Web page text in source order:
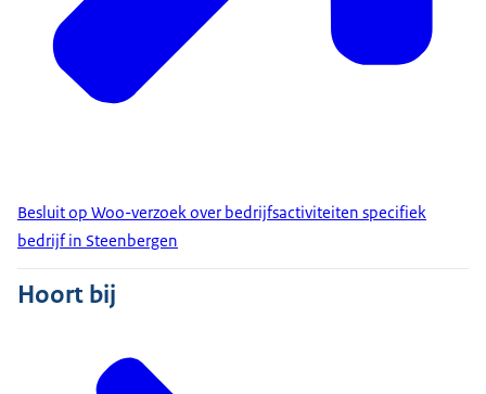
Besluit op Woo-verzoek over bedrijfsactiviteiten specifiek
bedrijf in Steenbergen
Hoort bij